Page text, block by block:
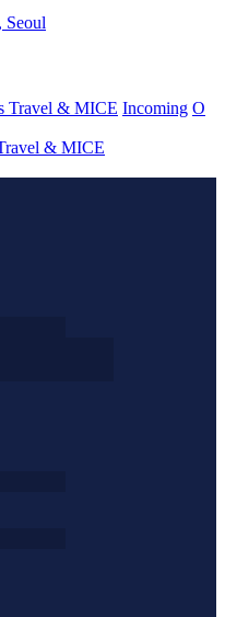
Seoul
Travel & MICE Incoming О
& MICE